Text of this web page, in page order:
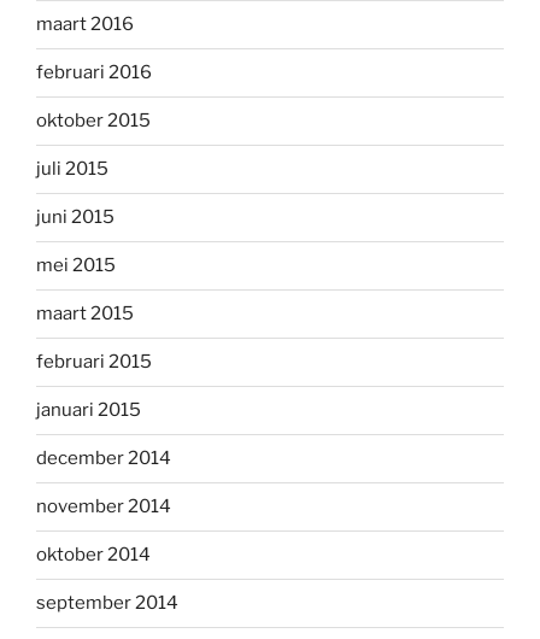
maart 2016
februari 2016
oktober 2015
juli 2015
juni 2015
mei 2015
maart 2015
februari 2015
januari 2015
december 2014
november 2014
oktober 2014
september 2014